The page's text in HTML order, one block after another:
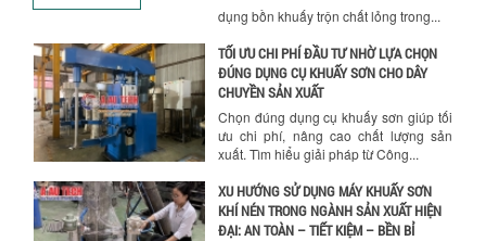
dụng bồn khuấy trộn chất lỏng trong...
TỐI ƯU CHI PHÍ ĐẦU TƯ NHỜ LỰA CHỌN
ĐÚNG DỤNG CỤ KHUẤY SƠN CHO DÂY
CHUYỀN SẢN XUẤT
Chọn đúng dụng cụ khuấy sơn giúp tối
ưu chi phí, nâng cao chất lượng sản
xuất. Tìm hiểu giải pháp từ Công...
XU HƯỚNG SỬ DỤNG MÁY KHUẤY SƠN
KHÍ NÉN TRONG NGÀNH SẢN XUẤT HIỆN
ĐẠI: AN TOÀN – TIẾT KIỆM – BỀN BỈ